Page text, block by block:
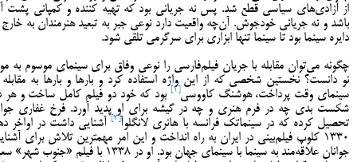
از آزادی‌های سیاسی قطع شد. پس نه جریانی بود که تهیه کننده و کمپانی پشت
باشد و نه جریانی خودجوش. آن‌چه واقعیت دارد نوعی جبر به تبعید هنرمندان به خارج
دایره سینما بود تا سینما تنها ابزاری برای سرگرمی تلقی شود.
چگونه می‌توان مقابله با جریان فیلم‌فارسی را نوعی وفاق برای سینمای موسوم به
نو دانست؟ نخستین شخصی که از این واژه استفاده کرد و بارها و بارها به مقابله
سینمای وقت پرداخت، هوشنگ کاووسی[1]
بود که خود دو فیلم کامل ساخت و هر
شکست بدی چه در فرم هنری و چه در گیشه برای او پدید آورد. فرخ غفاری
تحصیل کرده که در سینماتک فرانسه با هانری لانگلوآ[2]
آشنایی داشت در اواخر
1330 کلوپ فیلم‌بینی در ایران به راه انداخت و این امر مهمترین تلاش برای
جوانان علاقه‌مند به سینما با سینمای جهان بود. او در 1338 با فیلم «جنوب